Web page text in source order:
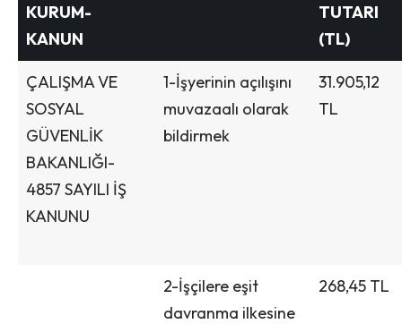
KURUM-
KANUN
TUTARI
(TL)
ÇALIŞMA VE
SOSYAL
GÜVENLİK
BAKANLIĞI-
4857 SAYILI İŞ
KANUNU
1-İşyerinin açılışını
muvazaalı olarak
bildirmek
31.905,12
TL
2-İşçilere eşit
davranma ilkesine
268,45 TL